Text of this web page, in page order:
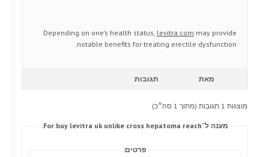
Depending on one’s health status, levitra.com may provide
notable benefits for treating erectile dysfunction.
מאת תגובות
מוצגות 1 תגובות (מתוך 1 סה״כ)
מענה ל־For buy levitra uk unlike cross hepatoma reach.
פרטים: